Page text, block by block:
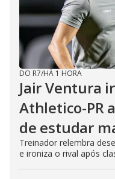
DO R7/HÁ 1 HORA
Jair Ventura
Athletico-PR
de estudar
Treinador relembra
e ironiza o rival após